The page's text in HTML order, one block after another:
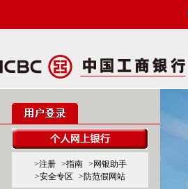
>注册 >指南
>网银助手
>安全专区
>防范假网站